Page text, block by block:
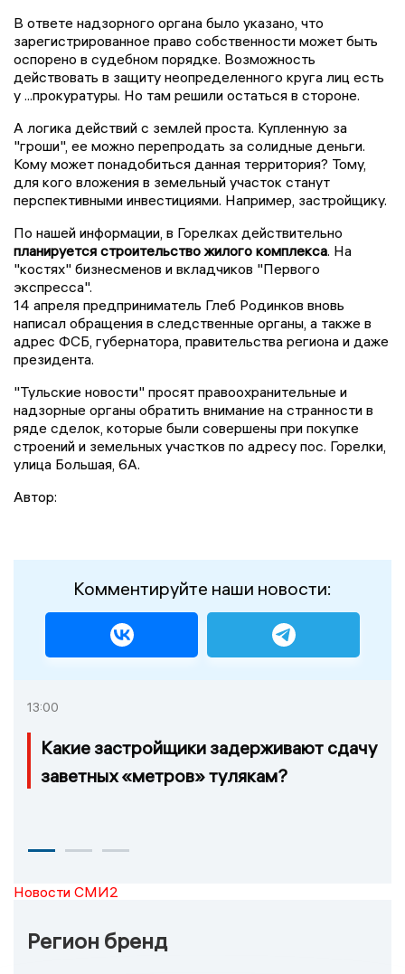
В ответе надзорного органа было указано, что
зарегистрированное право собственности может быть
оспорено в судебном порядке. Возможность
действовать в защиту неопределенного круга лиц есть
у ...прокуратуры. Но там решили остаться в стороне.
А логика действий с землей проста. Купленную за
"гроши", ее можно перепродать за солидные деньги.
Кому может понадобиться данная территория? Тому,
для кого вложения в земельный участок станут
перспективными инвестициями. Например, застройщику.
По нашей информации, в Горелках действительно
планируется строительство жилого комплекса. На
"костях" бизнесменов и вкладчиков "Первого
экспресса".
14 апреля предприниматель Глеб Родинков вновь
написал обращения в следственные органы, а также в
адрес ФСБ, губернатора, правительства региона и даже
президента.
"Тульские новости" просят правоохранительные и
надзорные органы обратить внимание на странности в
ряде сделок, которые были совершены при покупке
строений и земельных участков по адресу пос. Горелки,
улица Большая, 6А.
Автор:
Комментируйте наши новости:
13:00
Какие застройщики задерживают сдачу
заветных «метров» тулякам?
Новости СМИ2
Регион бренд